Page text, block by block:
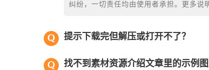
纠纷，一切责任均由使用者承担。更多说
提示下载完但解压或打开不了？
找不到素材资源介绍文章里的示例图